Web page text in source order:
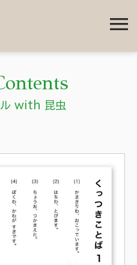
menu
ル with 昆虫